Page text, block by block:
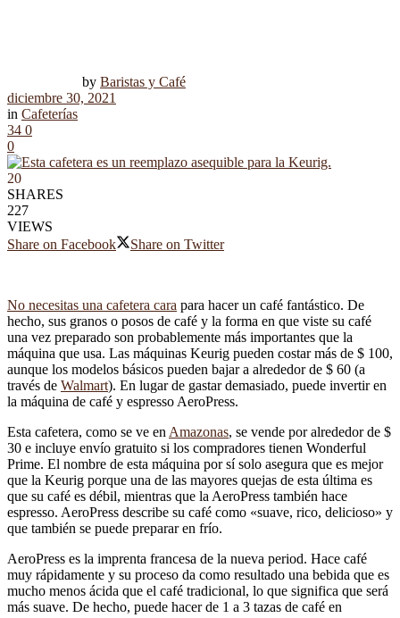
by Baristas y Café
diciembre 30, 2021
in Cafeterías
34 0
0
20
SHARES
227
VIEWS
Share on Facebook
Share on Twitter
No necesitas una cafetera cara para hacer un café fantástico. De
hecho, sus granos o posos de café y la forma en que viste su café
una vez preparado son probablemente más importantes que la
máquina que usa. Las máquinas Keurig pueden costar más de $ 100,
aunque los modelos básicos pueden bajar a alrededor de $ 60 (a
través de Walmart). En lugar de gastar demasiado, puede invertir en
la máquina de café y espresso AeroPress.
Esta cafetera, como se ve en Amazonas, se vende por alrededor de $
30 e incluye envío gratuito si los compradores tienen Wonderful
Prime. El nombre de esta máquina por sí solo asegura que es mejor
que la Keurig porque una de las mayores quejas de esta última es
que su café es débil, mientras que la AeroPress también hace
espresso. AeroPress describe su café como «suave, rico, delicioso» y
que también se puede preparar en frío.
AeroPress es la imprenta francesa de la nueva period. Hace café
muy rápidamente y su proceso da como resultado una bebida que es
mucho menos ácida que el café tradicional, lo que significa que será
más suave. De hecho, puede hacer de 1 a 3 tazas de café en